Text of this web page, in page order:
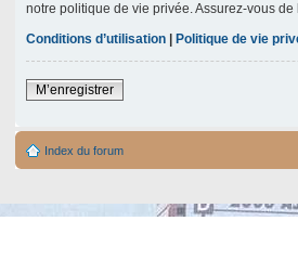
notre politique de vie privée. Assurez-vous
Conditions d’utilisation | Politique de vie
M’enregistrer
Index du forum